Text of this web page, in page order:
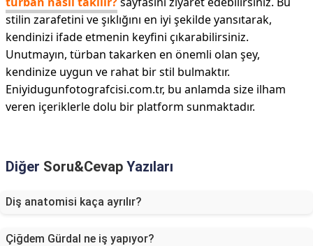
stilin zarafetini ve şıklığını en iyi şekilde yansıtarak,
kendinizi ifade etmenin keyfini çıkarabilirsiniz.
Unutmayın, türban takarken en önemli olan şey,
kendinize uygun ve rahat bir stil bulmaktır.
Eniyidugunfotografcisi.com.tr, bu anlamda size ilham
veren içeriklerle dolu bir platform sunmaktadır.
Diğer Soru&Cevap Yazıları
Diş anatomisi kaça ayrılır?
Çiğdem Gürdal ne iş yapıyor?